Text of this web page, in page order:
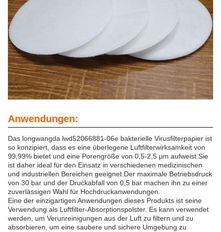
Anwendungen:
Das longwangda lwd52066881-06e bakterielle Virusfilterpapier ist
so konzipiert, dass es eine überlegene Luftfilterwirksamkeit von
99,99% bietet und eine Porengröße von 0,5-2,5 μm aufweist.Sie
ist daher ideal für den Einsatz in verschiedenen medizinischen
und industriellen Bereichen geeignet.Der maximale Betriebsdruck
von 30 bar und der Druckabfall von 0,5 bar machen ihn zu einer
zuverlässigen Wahl für Hochdruckanwendungen.
Eine der einzigartigen Anwendungen dieses Produkts ist seine
Verwendung als Luftfilter-Absorptionspolster. Es kann verwendet
werden, um Verunreinigungen aus der Luft zu filtern und zu
absorbieren, um eine saubere und sichere Umgebung zu